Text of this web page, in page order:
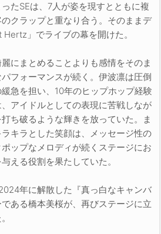
たSEは、7人が姿を現すとともに複
クラップと重なり合う。そのままデ
Hertz」でライブの幕を開けた。
にまとめることよりも感情をそのま
フォーマンスが続く。伊波凛は圧倒
急を担い、10年のヒップホップ経験
アイドルとしての表現に苦戦しなが
ち破るような輝きを放っていた。ま
キラとした笑顔は、メッセージ性の
ップなメロディが続くステージにお
える役割を果たしていた。
年に解散した『真っ白なキャンバ
ある橋本美桜が、再びステージに立